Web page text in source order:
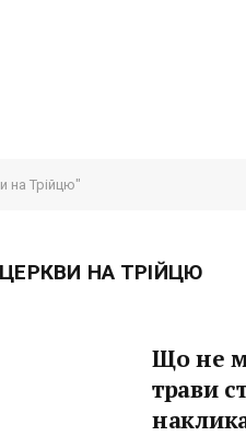
на Трійцю"
НА ТРІЙЦЮ
Що не
трави